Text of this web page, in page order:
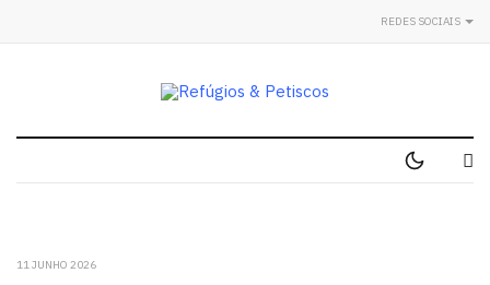
REDES SOCIAIS
11 JUNHO 2026